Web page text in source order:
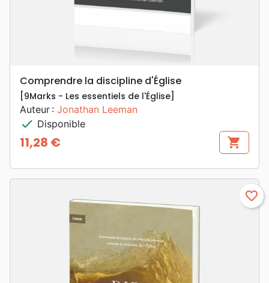
Comprendre la discipline d'Église
[9Marks - Les essentiels de l'Église]
Auteur : Jonathan Leeman
check Disponible
Prix
11,28 € shopping_cart
favorite_border